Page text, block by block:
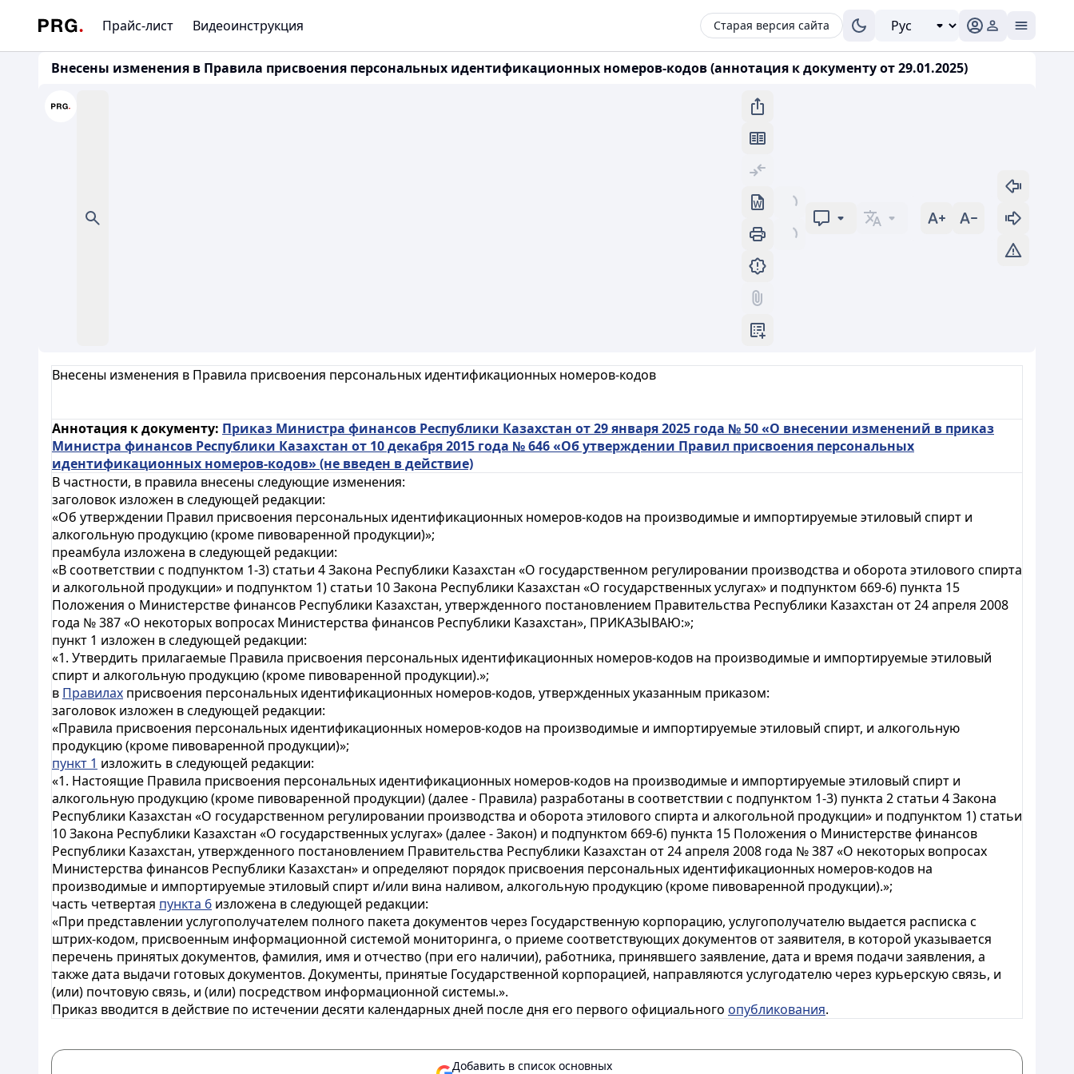
Прайс-лист Видеоинструкция Старая версия сайта
Внесены изменения в Правила присвоения персональных идентификационных номеров-кодов (аннотация к документу от 29.01.2025)
Внесены изменения в Правила присвоения персональных идентификационных номеров-кодов
Аннотация к документу: Приказ Министра финансов Республики Казахстан от 29 января 2025 года № 50 «О внесении изменений в приказ
Министра финансов Республики Казахстан от 10 декабря 2015 года № 646 «Об утверждении Правил присвоения персональных
идентификационных номеров-кодов» (не введен в действие)
В частности, в правила внесены следующие изменения:
заголовок изложен в следующей редакции:
«Об утверждении Правил присвоения персональных идентификационных номеров-кодов на производимые и импортируемые этиловый спирт и
алкогольную продукцию (кроме пивоваренной продукции)»;
преамбула изложена в следующей редакции:
«В соответствии с подпунктом 1-3) статьи 4 Закона Республики Казахстан «О государственном регулировании производства и оборота этилового спирта
и алкогольной продукции» и подпунктом 1) статьи 10 Закона Республики Казахстан «О государственных услугах» и подпунктом 669-6) пункта 15
Положения о Министерстве финансов Республики Казахстан, утвержденного постановлением Правительства Республики Казахстан от 24 апреля 2008
года № 387 «О некоторых вопросах Министерства финансов Республики Казахстан», ПРИКАЗЫВАЮ:»;
пункт 1 изложен в следующей редакции:
«1. Утвердить прилагаемые Правила присвоения персональных идентификационных номеров-кодов на производимые и импортируемые этиловый
спирт и алкогольную продукцию (кроме пивоваренной продукции).»;
в Правилах присвоения персональных идентификационных номеров-кодов, утвержденных указанным приказом:
заголовок изложен в следующей редакции:
«Правила присвоения персональных идентификационных номеров-кодов на производимые и импортируемые этиловый спирт, и алкогольную
продукцию (кроме пивоваренной продукции)»;
пункт 1 изложить в следующей редакции:
«1. Настоящие Правила присвоения персональных идентификационных номеров-кодов на производимые и импортируемые этиловый спирт и
алкогольную продукцию (кроме пивоваренной продукции) (далее - Правила) разработаны в соответствии с подпунктом 1-3) пункта 2 статьи 4 Закона
Республики Казахстан «О государственном регулировании производства и оборота этилового спирта и алкогольной продукции» и подпунктом 1) статьи
10 Закона Республики Казахстан «О государственных услугах» (далее - Закон) и подпунктом 669-6) пункта 15 Положения о Министерстве финансов
Республики Казахстан, утвержденного постановлением Правительства Республики Казахстан от 24 апреля 2008 года № 387 «О некоторых вопросах
Министерства финансов Республики Казахстан» и определяют порядок присвоения персональных идентификационных номеров-кодов на
производимые и импортируемые этиловый спирт и/или вина наливом, алкогольную продукцию (кроме пивоваренной продукции).»;
часть четвертая пункта 6 изложена в следующей редакции:
«При представлении услугополучателем полного пакета документов через Государственную корпорацию, услугополучателю выдается расписка с
штрих-кодом, присвоенным информационной системой мониторинга, о приеме соответствующих документов от заявителя, в которой указывается
перечень принятых документов, фамилия, имя и отчество (при его наличии), работника, принявшего заявление, дата и время подачи заявления, а
также дата выдачи готовых документов. Документы, принятые Государственной корпорацией, направляются услугодателю через курьерскую связь, и
(или) почтовую связь, и (или) посредством информационной системы.».
Приказ вводится в действие по истечении десяти календарных дней после дня его первого официального опубликования.
Добавить в список основных